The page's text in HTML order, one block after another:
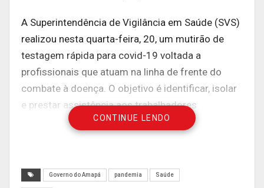
A Superintendência de Vigilância em Saúde (SVS)
realizou nesta quarta-feira, 20, um mutirão de
testagem rápida para covid-19 voltada a
profissionais que atuam na linha de frente do
combate à doença. O objetivo é identificar, isolar
e prestar assistência aos trabalhadores
infectados, além evitar a propagação do vírus.
contínua em trabalhadores de áreas como saúde
CONTINUE LENDO
Governo do Amapá pandemia Saúde